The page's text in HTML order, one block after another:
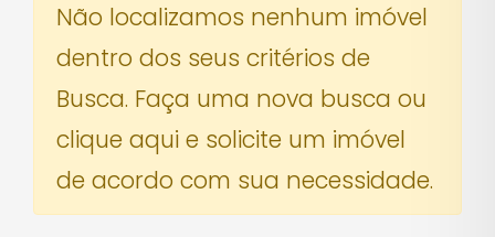
Não localizamos nenhum imóvel
dentro dos seus critérios de
Busca. Faça uma nova busca ou
clique aqui e solicite um imóvel
de acordo com sua necessidade.